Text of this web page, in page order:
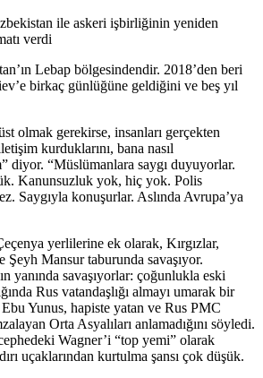
ile askeri işbirliğinin yeniden
verdi
Lebap bölgesindendir. 2018’den beri
birkaç günlüğüne geldiğini ve beş yıl
olmak gerekirse, insanları gerçekten
kurduklarını, bana nasıl
diyor. “Müslümanlara saygı duyuyorlar.
Kanunsuzluk yok, hiç yok. Polis
Saygıyla konuşurlar. Aslında Avrupa’ya
yerlilerine ek olarak, Kırgızlar,
Mansur taburunda savaşıyor.
yanında savaşıyorlar: çoğunlukla eski
Rus vatandaşlığı almayı umarak bir
Yunus, hapiste yatan ve Rus PMC
Orta Asyalıları anlamadığını söyledi.
Wagner’i “top yemi” olarak
uçaklarından kurtulma şansı çok düşük.